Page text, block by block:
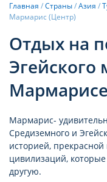
Главная /Страны/Азия /
Мармарис (Центр)
Отдых на
Эгейского
Мармарис-
Средиземного и
историей,
цивилизаций,
другую.